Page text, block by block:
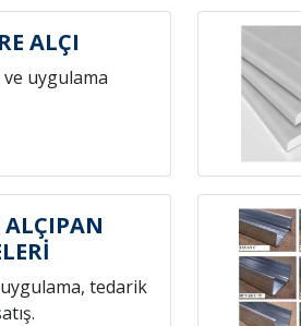
ALÇI
ve uygulama
uygulama, tedarik